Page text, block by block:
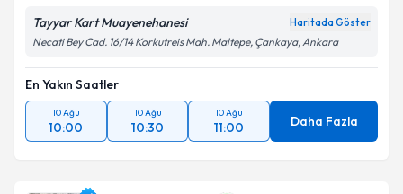
Tayyar Kart Muayenehanesi Haritada Göster
Necati Bey Cad. 16/14 Korkutreis Mah. Maltepe, Çankaya, Ankara
En Yakın Saatler
10 Ağu
10:00
10 Ağu
10:30
10 Ağu
11:00 Daha Fazla